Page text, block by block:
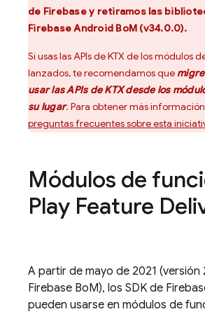
de Firebase y retiramos las
Firebase Android BoM (v34.0.0).
Si usas las APIs de KTX de los módulos
lanzados, te recomendamos que
usar las APIs de KTX desde los
su lugar. Para obtener más
preguntas frecuentes sobre esta
Módulos de
Play Feature
A partir de mayo de 2021 (versión
Firebase BoM), los SDK de
pueden usarse en módulos de